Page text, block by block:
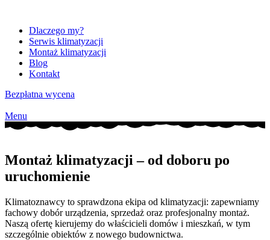
Dlaczego my?
Serwis klimatyzacji
Montaż klimatyzacji
Blog
Kontakt
Bezpłatna wycena
Menu
Montaż klimatyzacji – od doboru po
uruchomienie
Klimatoznawcy to sprawdzona ekipa od klimatyzacji: zapewniamy
fachowy dobór urządzenia, sprzedaż oraz profesjonalny montaż.
Naszą ofertę kierujemy do właścicieli domów i mieszkań, w tym
szczególnie obiektów z nowego budownictwa.